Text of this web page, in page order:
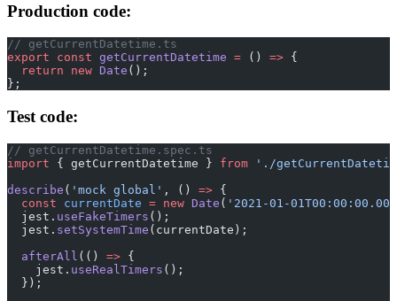
Production code:
// getCurrentDatetime.ts
export const getCurrentDatetime = () => {
  return
new Date ();
};
Test code:
// getCurrentDatetime.spec.ts
import { getCurrentDatetime } from './
describe ( 'mock global' , () => {
  const
currentDate = new Date ( '2021-01-
  jest.
useFakeTimers ();
  jest.
setSystemTime (currentDate);
  afterAll
(() => {
    jest.
useRealTimers ();
  });